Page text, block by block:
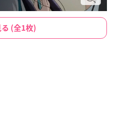
る (全1枚)